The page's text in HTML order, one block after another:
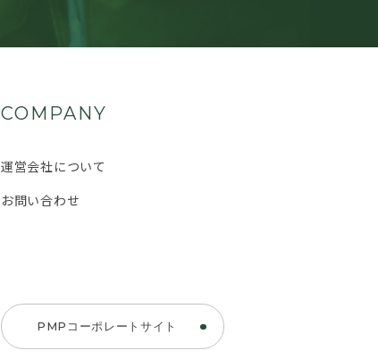
COMPANY
運営会社について
お問い合わせ
PMPコーポレートサイト